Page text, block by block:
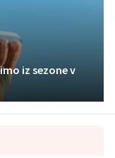
iz sezone v